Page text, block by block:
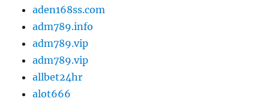
aden168ss.com
adm789.info
adm789.vip
adm789.vip
allbet24hr
alot666